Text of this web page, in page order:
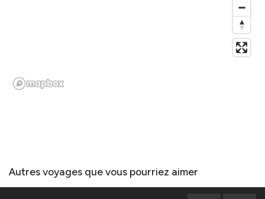
Autres voyages que vous pourriez aimer